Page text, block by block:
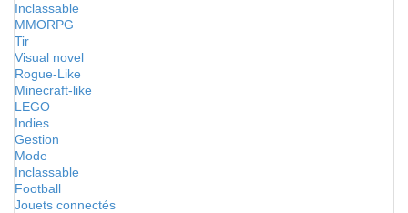
Inclassable
MMORPG
Tir
Visual novel
Rogue-Like
Minecraft-like
LEGO
Indies
Gestion
Mode
Inclassable
Football
Jouets connectés